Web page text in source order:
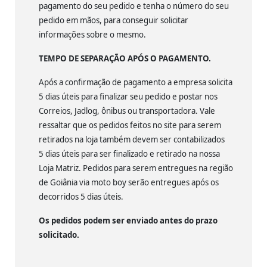
pagamento do seu pedido e tenha o número do seu
pedido em mãos, para conseguir solicitar
informações sobre o mesmo.
TEMPO DE SEPARAÇÃO APÓS O PAGAMENTO.
Após a confirmação de pagamento a empresa solicita
5 dias úteis para finalizar seu pedido e postar nos
Correios, Jadlog, ônibus ou transportadora. Vale
ressaltar que os pedidos feitos no site para serem
retirados na loja também devem ser contabilizados
5 dias úteis para ser finalizado e retirado na nossa
Loja Matriz. Pedidos para serem entregues na região
de Goiânia via moto boy serão entregues após os
decorridos 5 dias úteis.
Os pedidos podem ser enviado antes do prazo
solicitado.